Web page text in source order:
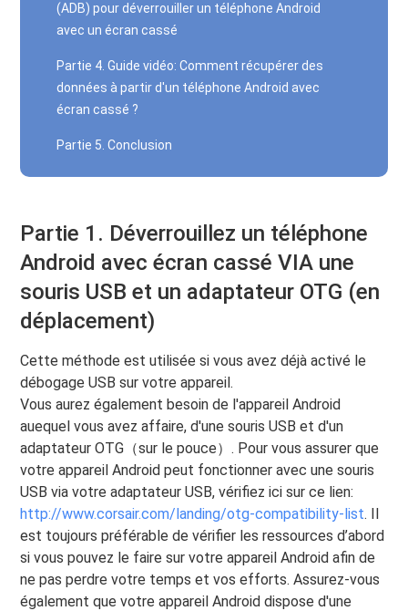
(ADB) pour déverrouiller un téléphone Android
avec un écran cassé
Partie 4. Guide vidéo: Comment récupérer des
données à partir d'un téléphone Android avec
écran cassé ?
Partie 5. Conclusion
Partie 1. Déverrouillez un téléphone
Android avec écran cassé VIA une
souris USB et un adaptateur OTG (en
déplacement)
Cette méthode est utilisée si vous avez déjà activé le
débogage USB sur votre appareil.
Vous aurez également besoin de l'appareil Android
auequel vous avez affaire, d'une souris USB et d'un
adaptateur OTG（sur le pouce）. Pour vous assurer que
votre appareil Android peut fonctionner avec une souris
USB via votre adaptateur USB, vérifiez ici sur ce lien:
http://www.corsair.com/landing/otg-compatibility-list. Il
est toujours préférable de vérifier les ressources d’abord
si vous pouvez le faire sur votre appareil Android afin de
ne pas perdre votre temps et vos efforts. Assurez-vous
également que votre appareil Android dispose d'une